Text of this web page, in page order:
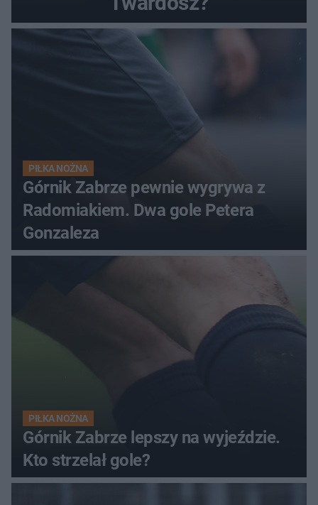
PIŁKA NOŻNA
Górnik Zabrze pewnie wygrywa z
Radomiakiem. Dwa gole Petera
Gonzaleza
PIŁKA NOŻNA
Górnik Zabrze lepszy na wyjeździe.
Kto strzelał gole?